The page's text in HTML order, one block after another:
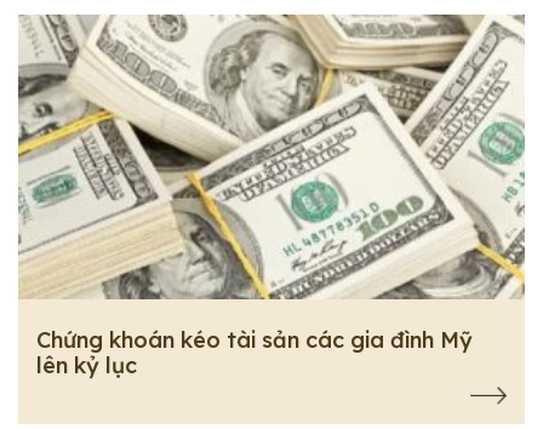
Chứng khoán kéo tài sản các gia đình Mỹ
lên kỷ lục